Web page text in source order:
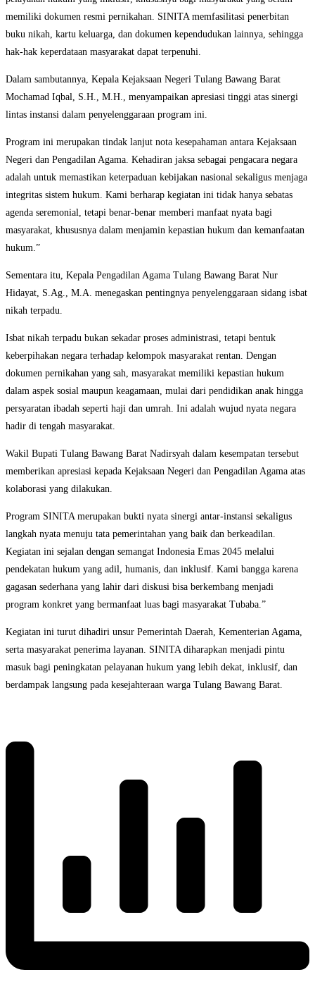
memiliki dokumen resmi pernikahan. SINITA memfasilitasi penerbitan
buku nikah, kartu keluarga, dan dokumen kependudukan lainnya, sehingga
hak-hak keperdataan masyarakat dapat terpenuhi.
Dalam sambutannya, Kepala Kejaksaan Negeri Tulang Bawang Barat
Mochamad Iqbal, S.H., M.H., menyampaikan apresiasi tinggi atas sinergi
lintas instansi dalam penyelenggaraan program ini.
Program ini merupakan tindak lanjut nota kesepahaman antara Kejaksaan
Negeri dan Pengadilan Agama. Kehadiran jaksa sebagai pengacara negara
adalah untuk memastikan keterpaduan kebijakan nasional sekaligus menjaga
integritas sistem hukum. Kami berharap kegiatan ini tidak hanya sebatas
agenda seremonial, tetapi benar-benar memberi manfaat nyata bagi
masyarakat, khususnya dalam menjamin kepastian hukum dan kemanfaatan
hukum.”
Sementara itu, Kepala Pengadilan Agama Tulang Bawang Barat Nur
Hidayat, S.Ag., M.A. menegaskan pentingnya penyelenggaraan sidang isbat
nikah terpadu.
Isbat nikah terpadu bukan sekadar proses administrasi, tetapi bentuk
keberpihakan negara terhadap kelompok masyarakat rentan. Dengan
dokumen pernikahan yang sah, masyarakat memiliki kepastian hukum
dalam aspek sosial maupun keagamaan, mulai dari pendidikan anak hingga
persyaratan ibadah seperti haji dan umrah. Ini adalah wujud nyata negara
hadir di tengah masyarakat.
Wakil Bupati Tulang Bawang Barat Nadirsyah dalam kesempatan tersebut
memberikan apresiasi kepada Kejaksaan Negeri dan Pengadilan Agama atas
kolaborasi yang dilakukan.
Program SINITA merupakan bukti nyata sinergi antar-instansi sekaligus
langkah nyata menuju tata pemerintahan yang baik dan berkeadilan.
Kegiatan ini sejalan dengan semangat Indonesia Emas 2045 melalui
pendekatan hukum yang adil, humanis, dan inklusif. Kami bangga karena
gagasan sederhana yang lahir dari diskusi bisa berkembang menjadi
program konkret yang bermanfaat luas bagi masyarakat Tubaba.”
Kegiatan ini turut dihadiri unsur Pemerintah Daerah, Kementerian Agama,
serta masyarakat penerima layanan. SINITA diharapkan menjadi pintu
masuk bagi peningkatan pelayanan hukum yang lebih dekat, inklusif, dan
berdampak langsung pada kesejahteraan warga Tulang Bawang Barat.